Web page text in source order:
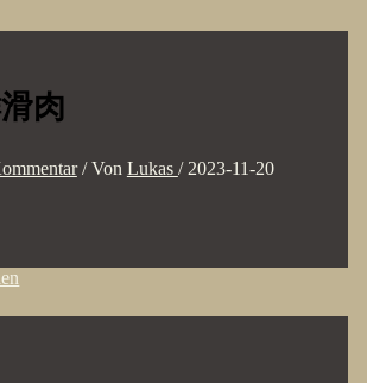
肉
/ Von Lukas / 2023-11-20